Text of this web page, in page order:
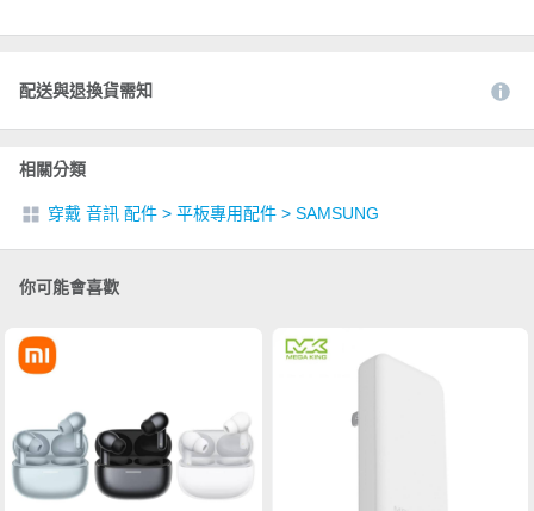
配送與退換貨需知
相關分類
穿戴 音訊 配件 > 平板專用配件 > SAMSUNG
你可能會喜歡